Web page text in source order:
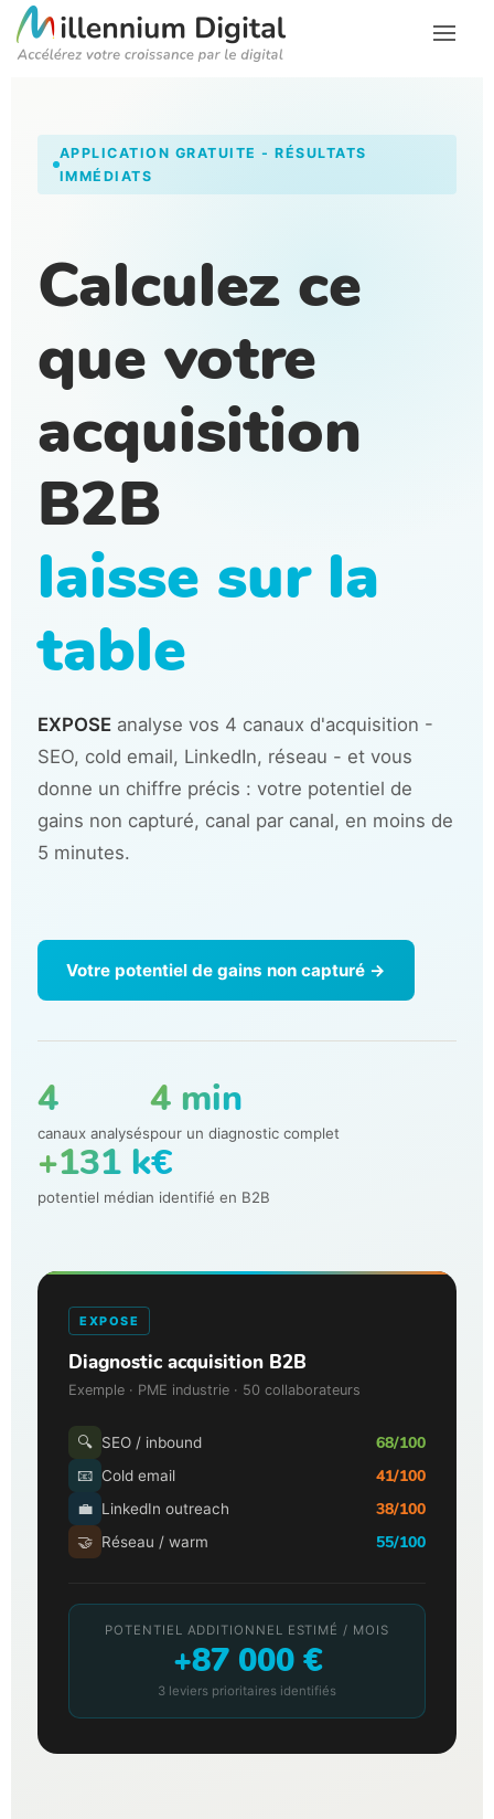
APPLICATION GRATUITE - RÉSULTATS
IMMÉDIATS
Calculez ce
que votre
acquisition
B2B
laisse sur la
table
EXPOSE analyse vos 4 canaux d'acquisition -
SEO, cold email, LinkedIn, réseau - et vous
donne un chiffre précis : votre potentiel de
gains non capturé, canal par canal, en moins de
5 minutes.
Votre potentiel de gains non capturé →
4
canaux analysés
4 min
pour un diagnostic complet
+131 k€
potentiel médian identifié en B2B
EXPOSE
Diagnostic acquisition B2B
Exemple · PME industrie · 50 collaborateurs
🔍 SEO / inbound 68/100
📧 Cold email 41/100
💼 LinkedIn outreach 38/100
🤝 Réseau / warm 55/100
POTENTIEL ADDITIONNEL ESTIMÉ / MOIS
+87 000 €
3 leviers prioritaires identifiés